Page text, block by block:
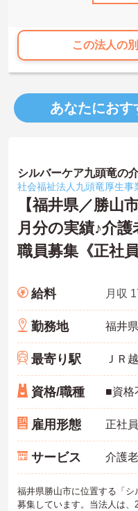
この法人の
あなたにおす
シルバーケア九頭竜の
社会福祉法人九頭竜厚生事
【福井県／勝山
月分の実績♪介
職員募集《正社員
給料 月収
勤務地
最寄り駅
資格/職種
雇用形態 正社
サービス 介護
福井県勝山市に位置する「
募集しています。当法人は